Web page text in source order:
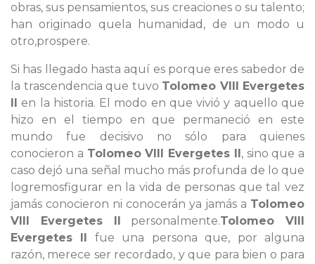
obras, sus pensamientos, sus creaciones o su talento;
han originado quela humanidad, de un modo u
otro,prospere.
Si has llegado hasta aquí es porque eres sabedor de
la trascendencia que tuvo Tolomeo VIII Evergetes
II en la historia. El modo en que vivió y aquello que
hizo en el tiempo en que permaneció en este
mundo fue decisivo no sólo para quienes
conocieron a Tolomeo VIII Evergetes II, sino que a
caso dejó una señal mucho más profunda de lo que
logremosfigurar en la vida de personas que tal vez
jamás conocieron ni conocerán ya jamás a Tolomeo
VIII Evergetes II personalmente.Tolomeo VIII
Evergetes II fue una persona que, por alguna
razón, merece ser recordado, y que para bien o para